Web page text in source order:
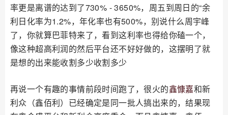
率更是离谱的达到了730% - 3650%，周五到周日的“余
利日化率为1.2%，年化率也有500%，别说什么周宇峰
了，你就算巴菲特来了，看到这利率也得给你磕一个，
像这种超高利润的然后平台还不好好做的，这摆明了就
是想的出来能收割多少收割多少
再说一个有趣的事情前段时间跑了，很火的鑫慷嘉和新
利众（鑫佰利）已经确定是同一批人搞出来的，结果现